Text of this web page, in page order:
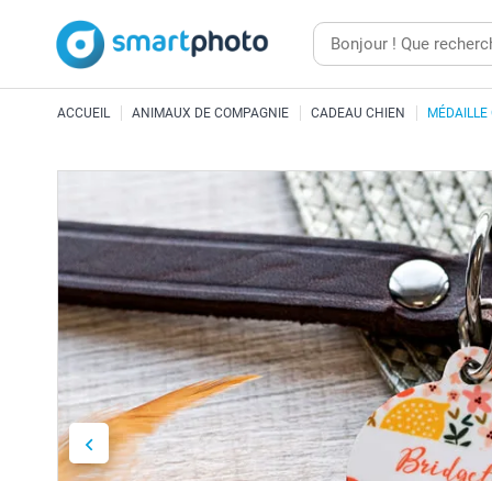
ACCUEIL ANIMAUX DE COMPAGNIE CADEAU CHIEN